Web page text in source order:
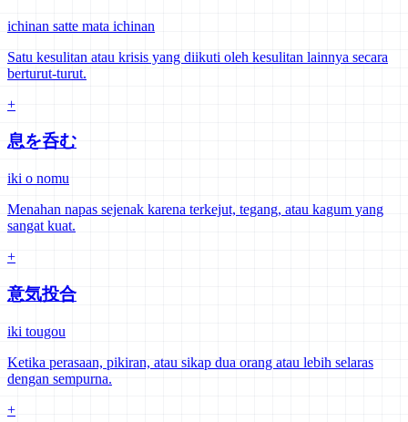
ichinan satte mata ichinan
Satu kesulitan atau krisis yang diikuti oleh kesulitan lainnya secara
berturut-turut.
+
息を呑む
iki o nomu
Menahan napas sejenak karena terkejut, tegang, atau kagum yang
sangat kuat.
+
意気投合
iki tougou
Ketika perasaan, pikiran, atau sikap dua orang atau lebih selaras
dengan sempurna.
+